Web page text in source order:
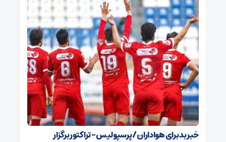
خبر بد برای هواداران / پرسپولیس – تراکتور برگزار